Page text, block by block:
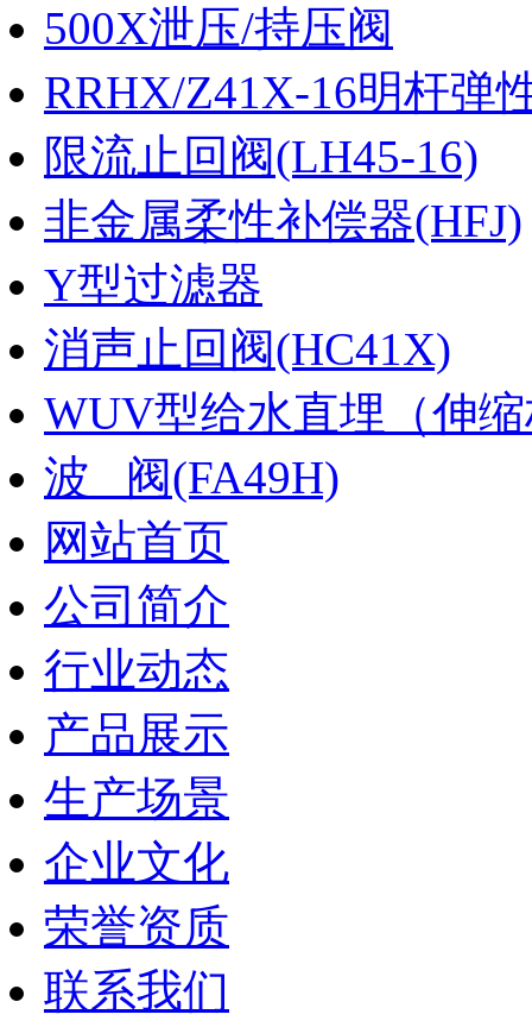
500X泄压/持压阀
RRHX/Z41X-16明杆弹
限流止回阀(LH45-16)
非金属柔性补偿器(HFJ)
Y型过滤器
消声止回阀(HC41X)
WUV型给水直埋（伸
波 阀(FA49H)
网站首页
公司简介
行业动态
产品展示
生产场景
企业文化
荣誉资质
联系我们